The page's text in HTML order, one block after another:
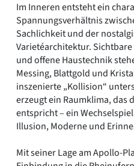
Im Inneren entsteht ein
Spannungsverhältnis
Sachlichkeit und der
Varietéarchitektur.
und offene Haustechnik
Messing, Blattgold und
inszenierte „Kollision“
erzeugt ein Raumklima, das
entspricht – ein
Illusion, Moderne und
Mit seiner Lage am Apollo-